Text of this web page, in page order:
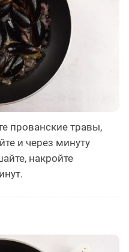
прованские травы,
и через минуту
накройте